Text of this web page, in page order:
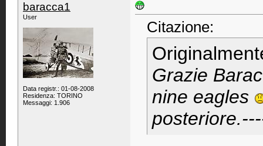
baracca1
User
Data registr.: 01-08-2008
Residenza: TORINO
Messaggi: 1.906
Citazione:
Grazie
nine eagles